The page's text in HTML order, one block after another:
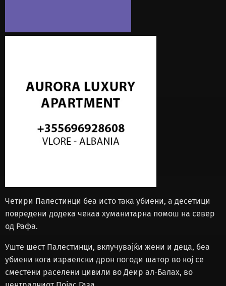
Четири Палестинци беа исто така убиени, а десетици
повредени додека чекаа хуманитарна помош на север
од Рафа.
Уште шест Палестинци, вклучувајќи жени и деца, беа
убиени кога израелски дрон погоди шатор во кој се
сместени раселени цивили во Деир ал-Балах, во